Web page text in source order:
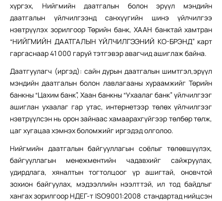
хүргэх, Нийгмийн даатгалын болон эрүүл мэндийн
даатгалын үйлчилгээнд санхүүгийн шинэ үйлчилгээ
нэвтрүүлэх зорилгоор Төрийн банк, ХААН банктай хамтран
“НИЙГМИЙН ДААТГАЛЫН ҮЙЛЧИЛГЭЭНИЙ КО-БРЭНД” карт
гаргаснаар 41 000 гаруй тэтгэвэр авагчид ашиглаж байна.
Даатгуулагч (иргэд): сайн дурын даатгалын шимтгэл,эрүүл
мэндийн даатгалын болон лавлагааны хураамжийг Төрийн
банкны “Цахим банк”, Хаан банкны “Ухаалаг банк” үйлчилгээг
ашиглан ухаалаг гар утас, интернетээр төлөх үйлчилгээг
нэвтрүүлсэн нь орон зайнаас хамаарахгүйгээр төлбөр төлж,
цаг хугацаа хэмнэх боломжийг иргэдэд олголоо.
Нийгмийн даатгалын байгууллагын соёлыг төлөвшүүлэх,
байгууллагын менежментийн чадавхийг сайжруулах,
удирдлага, хяналтын тогтолцоог үр ашигтай, оновчтой
зохион байгуулах, мэдээллийн нээлттэй, ил тод байдлыг
хангах зорилгоор НДЕГ-т ISO9001:2008 стандартад нийцсэн